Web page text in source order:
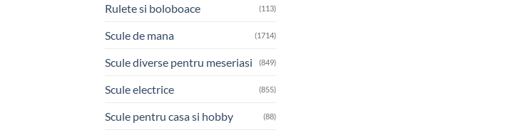
Rulete si boloboace (113)
Scule de mana (1714)
Scule diverse pentru meseriasi (849)
Scule electrice (855)
Scule pentru casa si hobby (88)